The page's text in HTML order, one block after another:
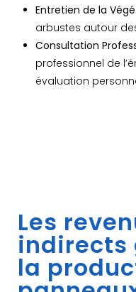
Entretien de la
arbustes autour
Consultation
professionnel de
évaluation
Les
indirects
la